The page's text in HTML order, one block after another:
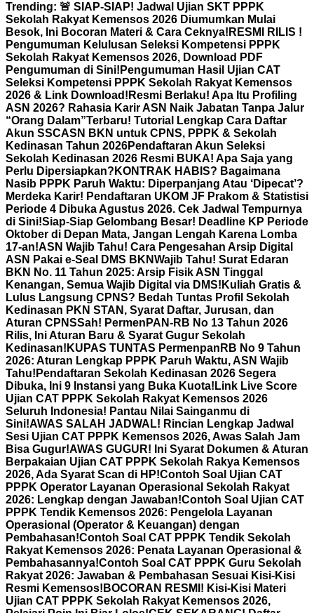
Trending: 🚨 SIAP-SIAP! Jadwal Ujian SKT PPPK
Sekolah Rakyat Kemensos 2026 Diumumkan Mulai
Besok, Ini Bocoran Materi & Cara Ceknya! RESMI RILIS !
Pengumuman Kelulusan Seleksi Kompetensi PPPK
Sekolah Rakyat Kemensos 2026, Download PDF
Pengumuman di Sini! Pengumuman Hasil Ujian CAT
Seleksi Kompetensi PPPK Sekolah Rakyat Kemensos
2026 & Link Download! Resmi Berlaku! Apa Itu Profiling
ASN 2026? Rahasia Karir ASN Naik Jabatan Tanpa Jalur
“Orang Dalam”Terbaru! Tutorial Lengkap Cara Daftar
Akun SSCASN BKN untuk CPNS, PPPK & Sekolah
Kedinasan Tahun 2026Pendaftaran Akun Seleksi
Sekolah Kedinasan 2026 Resmi BUKA! Apa Saja yang
Perlu Dipersiapkan? KONTRAK HABIS? Bagaimana
Nasib PPPK Paruh Waktu: Diperpanjang Atau ‘Dipecat’?
Merdeka Karir! Pendaftaran UKOM JF Prakom & Statistisi
Periode 4 Dibuka Agustus 2026. Cek Jadwal Tempurnya
di Sini!Siap-Siap Gelombang Besar! Deadline KP Periode
Oktober di Depan Mata, Jangan Lengah Karena Lomba
17-an!ASN Wajib Tahu! Cara Pengesahan Arsip Digital
ASN Pakai e-Seal DMS BKNWajib Tahu! Surat Edaran
BKN No. 11 Tahun 2025: Arsip Fisik ASN Tinggal
Kenangan, Semua Wajib Digital via DMS! Kuliah Gratis &
Lulus Langsung CPNS? Bedah Tuntas Profil Sekolah
Kedinasan PKN STAN, Syarat Daftar, Jurusan, dan
Aturan CPNSSah! PermenPAN-RB No 13 Tahun 2026
Rilis, Ini Aturan Baru & Syarat Gugur Sekolah
Kedinasan! KUPAS TUNTAS PermenpanRB No 9 Tahun
2026: Aturan Lengkap PPPK Paruh Waktu, ASN Wajib
Tahu! Pendaftaran Sekolah Kedinasan 2026 Segera
Dibuka, Ini 9 Instansi yang Buka Kuota! Link Live Score
Ujian CAT PPPK Sekolah Rakyat Kemensos 2026
Seluruh Indonesia! Pantau Nilai Sainganmu di
Sini!AWAS SALAH JADWAL! Rincian Lengkap Jadwal
Sesi Ujian CAT PPPK Kemensos 2026, Awas Salah Jam
Bisa Gugur!AWAS GUGUR! Ini Syarat Dokumen & Aturan
Berpakaian Ujian CAT PPPK Sekolah Rakya Kemensos
2026, Ada Syarat Scan di HP!Contoh Soal Ujian CAT
PPPK Operator Layanan Operasional Sekolah Rakyat
2026: Lengkap dengan Jawaban!Contoh Soal Ujian CAT
PPPK Tendik Kemensos 2026: Pengelola Layanan
Operasional (Operator & Keuangan) dengan
Pembahasan!Contoh Soal CAT PPPK Tendik Sekolah
Rakyat Kemensos 2026: Penata Layanan Operasional &
Pembahasannya!Contoh Soal CAT PPPK Guru Sekolah
Rakyat 2026: Jawaban & Pembahasan Sesuai Kisi-Kisi
Resmi Kemensos! BOCORAN RESMI! Kisi-Kisi Materi
Ujian CAT PPPK Sekolah Rakyat Kemensos 2026,